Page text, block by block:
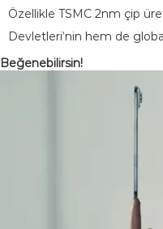
Özellikle TSMC 2nm çip
Devletleri’nin hem de
Beğenebilirsin!